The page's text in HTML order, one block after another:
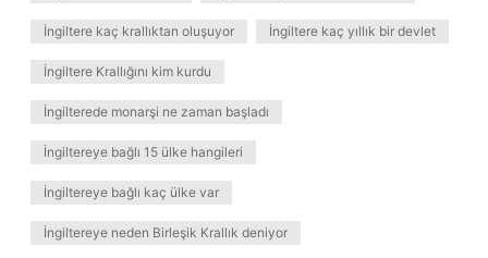
İngiltere kaç krallıktan oluşuyor İngiltere kaç yıllık bir devlet
İngiltere Krallığını kim kurdu
İngilterede monarşi ne zaman başladı
İngiltereye bağlı 15 ülke hangileri
İngiltereye bağlı kaç ülke var
İngiltereye neden Birleşik Krallık deniyor